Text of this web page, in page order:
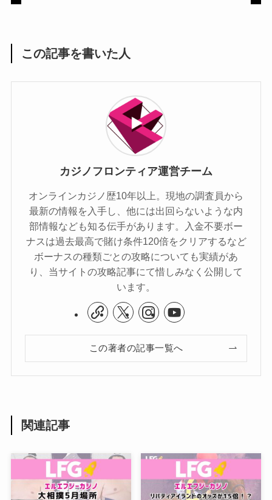
この記事を書いた人
カジノフロンティア運営チーム
オンラインカジノ歴10年以上。現地の調査員から
最新の情報を入手し、他には出回らないような内
部情報なども知る伝手があります。入金不要ボー
ナスは過去最高で賭け条件120倍をクリアするなど
ボーナスの種類ごとの攻略についても実績があ
り、当サイトの攻略記事にて惜しみなく公開して
います。
この著者の記事一覧へ
関連記事